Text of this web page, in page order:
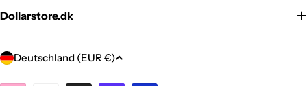
Dollarstore.dk
L
Deutschland (EUR €)